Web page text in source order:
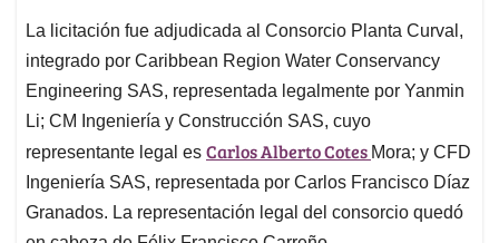
La licitación fue adjudicada al Consorcio Planta Curval,
integrado por Caribbean Region Water Conservancy
Engineering SAS, representada legalmente por Yanmin
Li; CM Ingeniería y Construcción SAS, cuyo
representante legal es Carlos Alberto Cotes Mora; y CFD
Ingeniería SAS, representada por Carlos Francisco Díaz
Granados. La representación legal del consorcio quedó